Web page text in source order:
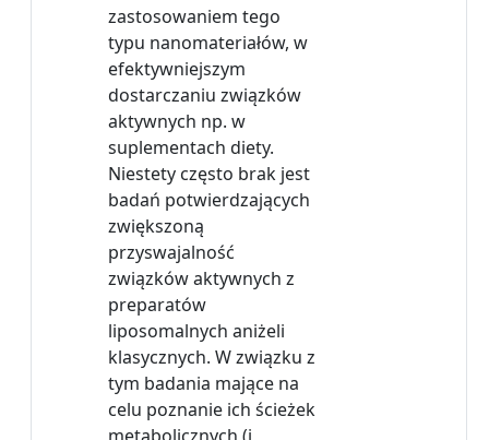
zastosowaniem tego
typu nanomateriałów, w
efektywniejszym
dostarczaniu związków
aktywnych np. w
suplementach diety.
Niestety często brak jest
badań potwierdzających
zwiększoną
przyswajalność
związków aktywnych z
preparatów
liposomalnych aniżeli
klasycznych. W związku z
tym badania mające na
celu poznanie ich ścieżek